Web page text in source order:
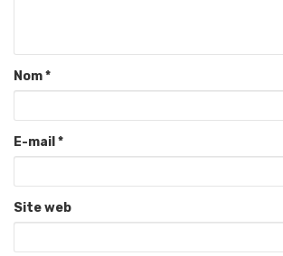
Nom*
E-mail *
Site web